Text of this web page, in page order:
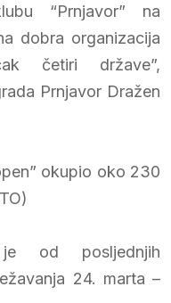
“Prnjavor” na
dobra organizacija
četiri države”,
Prnjavor Dražen
od posljednjih
24. marta –